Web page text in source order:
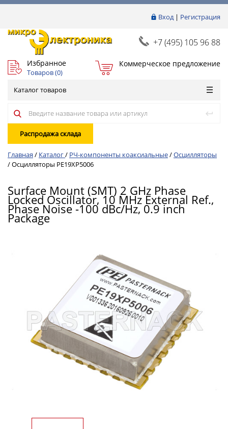
Вход| Регистрация
+7 (495) 105 96 88
Избранное
Товаров (0)
Коммерческое предложение
Каталог товаров
Распродажа склада
Главная / Каталог/ РЧ-компоненты коаксиальные/Осцилляторы
/Осцилляторы PE19XP5006
Surface Mount (SMT) 2 GHz Phase
Locked Oscillator, 10 MHz External Ref.,
Phase Noise -100 dBc/Hz, 0.9 inch
Package